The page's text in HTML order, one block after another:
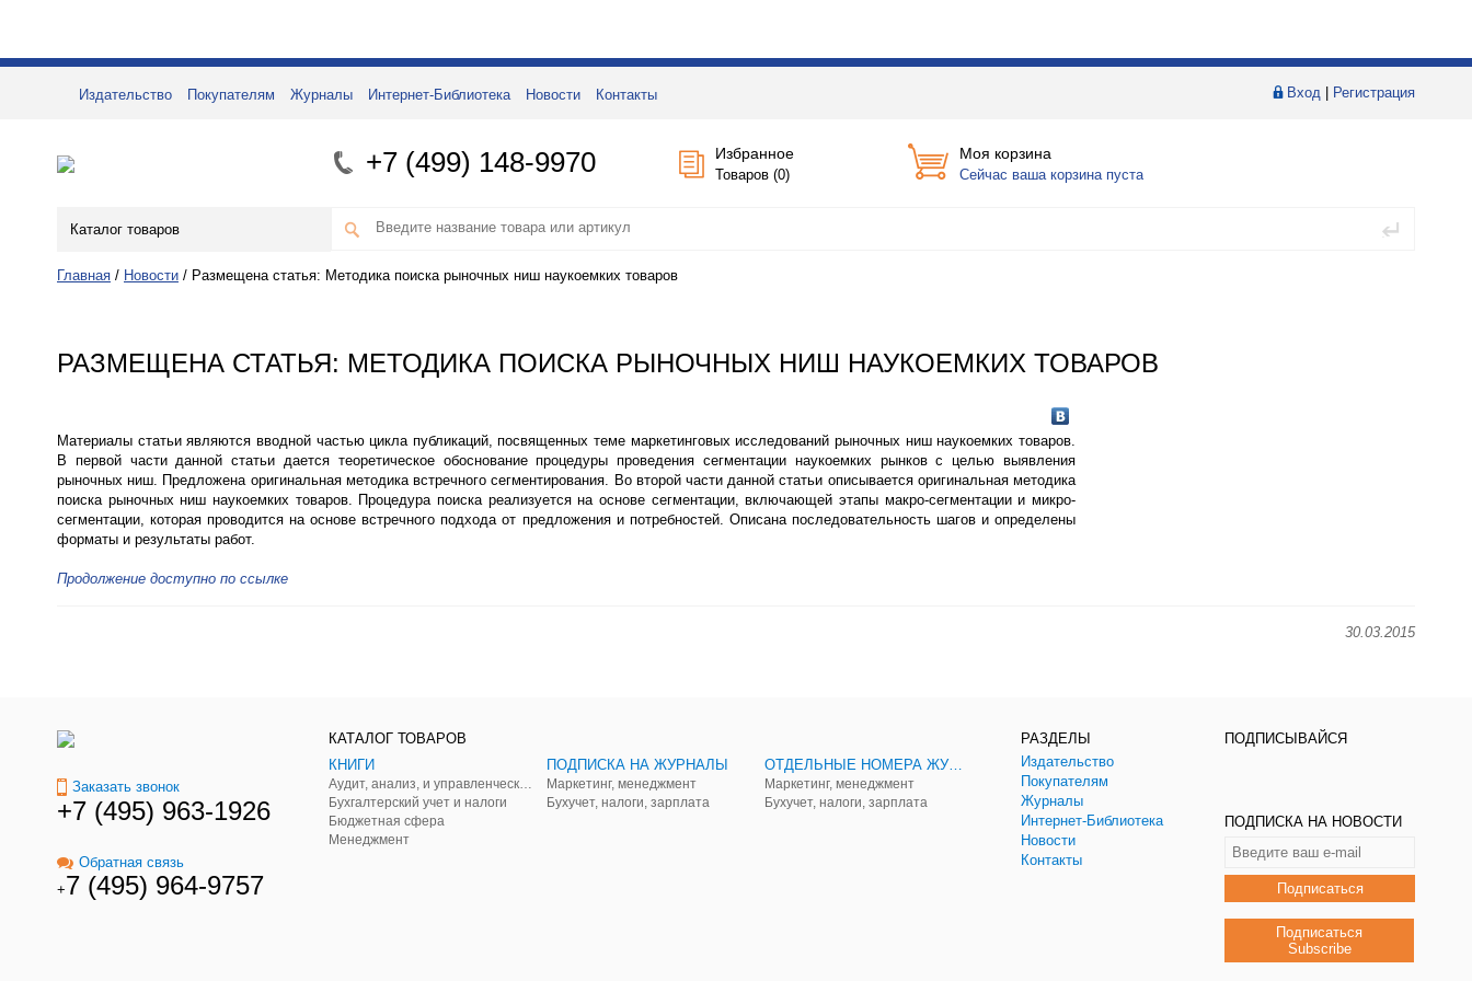
Вход Регистрация
Издательство Покупателям Журналы Интернет-Библиотека Новости Контакты
+7 (499) 148-9970 Избранное
Товаров (0)
Моя корзина
Сейчас ваша корзина пуста
Каталог товаров
Главная / Новости / Размещена статья: Методика поиска рыночных ниш наукоемких товаров
РАЗМЕЩЕНА СТАТЬЯ: МЕТОДИКА ПОИСКА РЫНОЧНЫХ НИШ НАУКОЕМКИХ ТОВАРОВ
Материалы статьи являются вводной частью цикла публикаций, посвященных теме маркетинговых исследований рыночных ниш наукоемких товаров.
В первой части данной статьи дается теоретическое обоснование процедуры проведения сегментации наукоемких рынков с целью выявления
рыночных ниш. Предложена оригинальная методика встречного сегментирования. Во второй части данной статьи описывается оригинальная методика
поиска рыночных ниш наукоемких товаров. Процедура поиска реализуется на основе сегментации, включающей этапы макро-сегментации и микро-
сегментации, которая проводится на основе встречного подхода от предложения и потребностей. Описана последовательность шагов и определены
форматы и результаты работ.
Продолжение доступно по ссылке
30.03.2015
Заказать звонок
+7 (495) 963-1926
Обратная связь
+7 (495) 964-9757
КАТАЛОГ ТОВАРОВ
КНИГИ
Бухгалтерский учет и налоги
Бюджетная сфера
Менеджмент
ПОДПИСКА НА ЖУРНАЛЫ
Маркетинг, менеджмент
Бухучет, налоги, зарплата
ОТДЕЛЬНЫЕ НОМЕРА ЖУРНАЛОВ
Маркетинг, менеджмент
Бухучет, налоги, зарплата
РАЗДЕЛЫ
Издательство
Покупателям
Журналы
Интернет-Библиотека
Новости
Контакты
ПОДПИСЫВАЙСЯ
ПОДПИСКА НА НОВОСТИ
Подписаться
Подписаться
Subscribe